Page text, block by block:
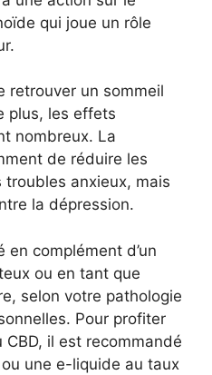
qui joue un rôle
retrouver un sommeil
plus, les effets
nombreux. La
de réduire les
troubles anxieux, mais
la dépression.
en complément d’un
ou en tant que
selon votre pathologie
Pour profiter
il est recommandé
une e-liquide au taux